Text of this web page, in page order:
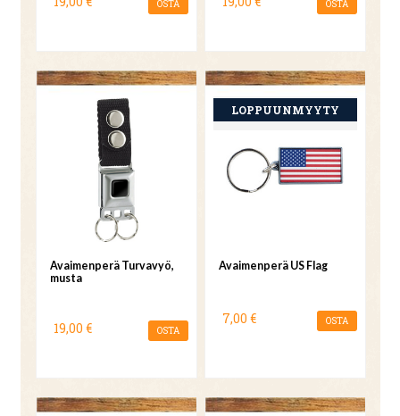
OSTA OSTA
Avaimenperä Turvavyö,
musta
19,00 € OSTA
Avaimenperä US Flag
7,00 € OSTA